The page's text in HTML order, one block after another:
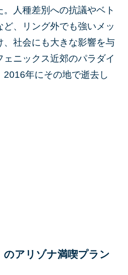
人種差別への抗議やベト
、リング外でも強いメッ
、社会にも大きな影響を与
ェニックス近郊のパラダイ
2016年にその地で逝去し
のアリゾナ満喫プラン